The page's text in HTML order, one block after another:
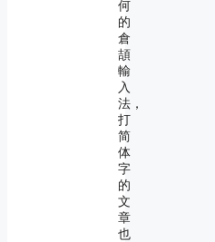
何
的
倉
頡
輸
入
法，
打
简
体
字
的
文
章
也